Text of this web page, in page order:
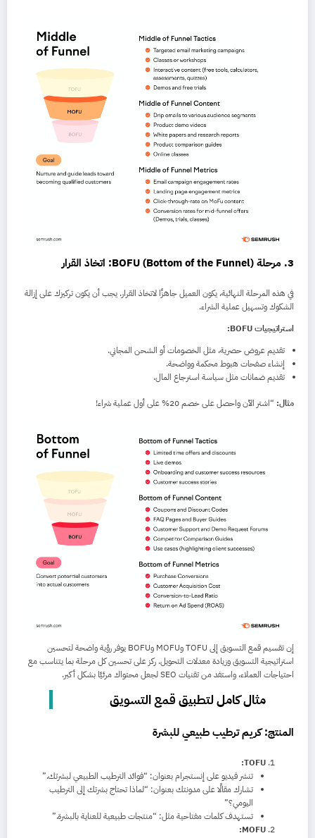
3. مرحلة BOFU (Bottom of the Funnel): اتخاذ القرار
في هذه المرحلة النهائية، يكون العميل جاهزًا لاتخاذ القرار. يجب أن يكون تركيزك على إزالة
الشكوك وتسهيل عملية الشراء.
استراتيجيات BOFU:
تقديم عروض حصرية، مثل الخصومات أو الشحن المجاني.
إنشاء صفحات هبوط محكمة وواضحة.
تقديم ضمانات مثل سياسة استرجاع المال.
مثال: “اشتر الآن واحصل على خصم 20% على أول عملية شراء!
إن تقسيم قمع التسويق إلى TOFU وMOFU وBOFU يوفر رؤية واضحة لتحسين
استراتيجية التسويق وزيادة معدلات التحويل. ركز على تحسين كل مرحلة بما يتناسب مع
احتياجات العملاء، واستفد من تقنيات SEO لجعل محتواك مرئيًا بشكل أكبر.
مثال كامل لتطبيق قمع التسويق
المنتج: كريم ترطيب طبيعي للبشرة
TOFU:
تنشر فيديو على إنستجرام بعنوان: “فوائد الترطيب الطبيعي لبشرتك.”
تشارك مقالًا على مدونتك بعنوان: “لماذا تحتاج بشرتك إلى الترطيب
اليومي؟”
تستهدف كلمات مفتاحية مثل: “منتجات طبيعية للعناية بالبشرة.”
MOFU: